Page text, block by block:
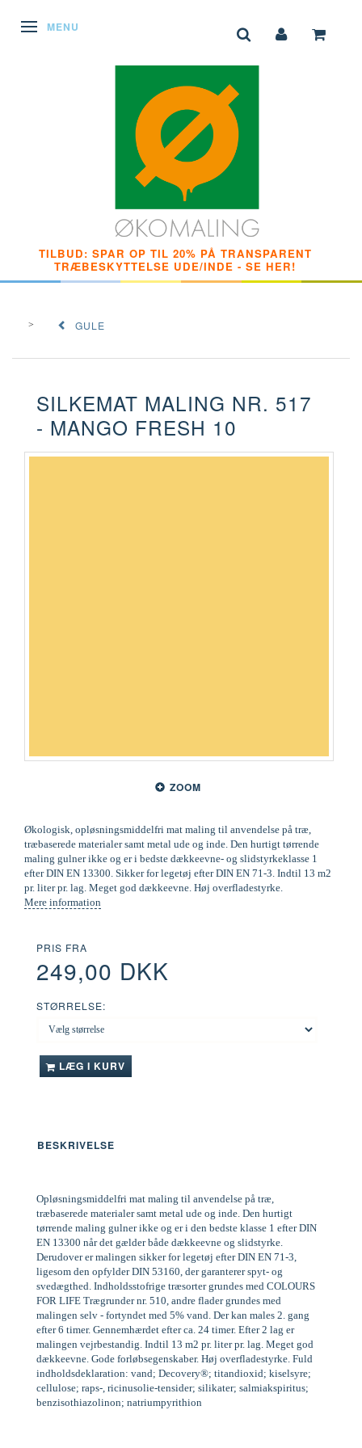
SKIFTE NAVIGATION
MENU
TILBUD: SPAR OP TIL 20% PÅ TRANSPARENT
TRÆBESKYTTELSE UDE/INDE - SE HER!
GULE
SILKEMAT MALING NR. 517
- MANGO FRESH 10
ZOOM
Økologisk, opløsningsmiddelfri mat maling til anvendelse på træ,
træbaserede materialer samt metal ude og inde. Den hurtigt tørrende
maling gulner ikke og er i bedste dækkeevne- og slidstyrkeklasse 1
efter DIN EN 13300. Sikker for legetøj efter DIN EN 71-3. Indtil 13 m2
pr. liter pr. lag. Meget god dækkeevne. Høj overfladestyrke.
Mere information
PRIS FRA
249,00 DKK
STØRRELSE:
LÆG I KURV
BESKRIVELSE
Opløsningsmiddelfri mat maling til anvendelse på træ,
træbaserede materialer samt metal ude og inde. Den hurtigt
tørrende maling gulner ikke og er i den bedste klasse 1 efter DIN
EN 13300 når det gælder både dækkeevne og slidstyrke.
Derudover er malingen sikker for legetøj efter DIN EN 71-3,
ligesom den opfylder DIN 53160, der garanterer spyt- og
svedægthed. Indholdsstofrige træsorter grundes med COLOURS
FOR LIFE Trægrunder nr. 510, andre flader grundes med
malingen selv - fortyndet med 5% vand. Der kan males 2. gang
efter 6 timer. Gennemhærdet efter ca. 24 timer. Efter 2 lag er
malingen vejrbestandig. Indtil 13 m2 pr. liter pr. lag. Meget god
dækkeevne. Gode forløbsegenskaber. Høj overfladestyrke. Fuld
indholdsdeklaration: vand; Decovery®; titandioxid; kiselsyre;
cellulose; raps-, ricinusolie-tensider; silikater; salmiakspiritus;
benzisothiazolinon; natriumpyrithion